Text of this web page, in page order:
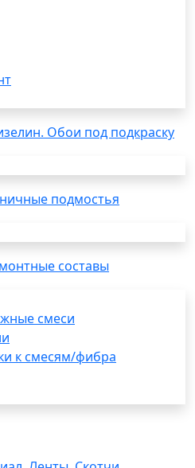
Обои под подкраску
подмостья
составы
смеси
к смесям/фибра